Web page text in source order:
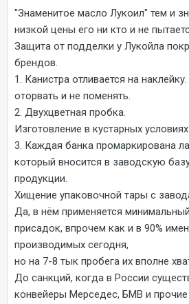
"Знаменитое масло Лукоил" тем и
низкой цены его ни кто и не
Защита от подделки у Лукойла
брендов.
1. Канистра отливается на
оторвать и не поменять.
2. Двухцветная пробка.
Изготовление в кустарных
3. Каждая банка промаркирована
который вносится в заводскую
продукции.
Хищение упаковочной тары с
Да, в нём применяется
присадок, впрочем как и в 90%
производимых сегодня,
но на 7-8 тык пробега их вполне
До санкций, когда в России
конвейеры Мерседес, БМВ и прочие